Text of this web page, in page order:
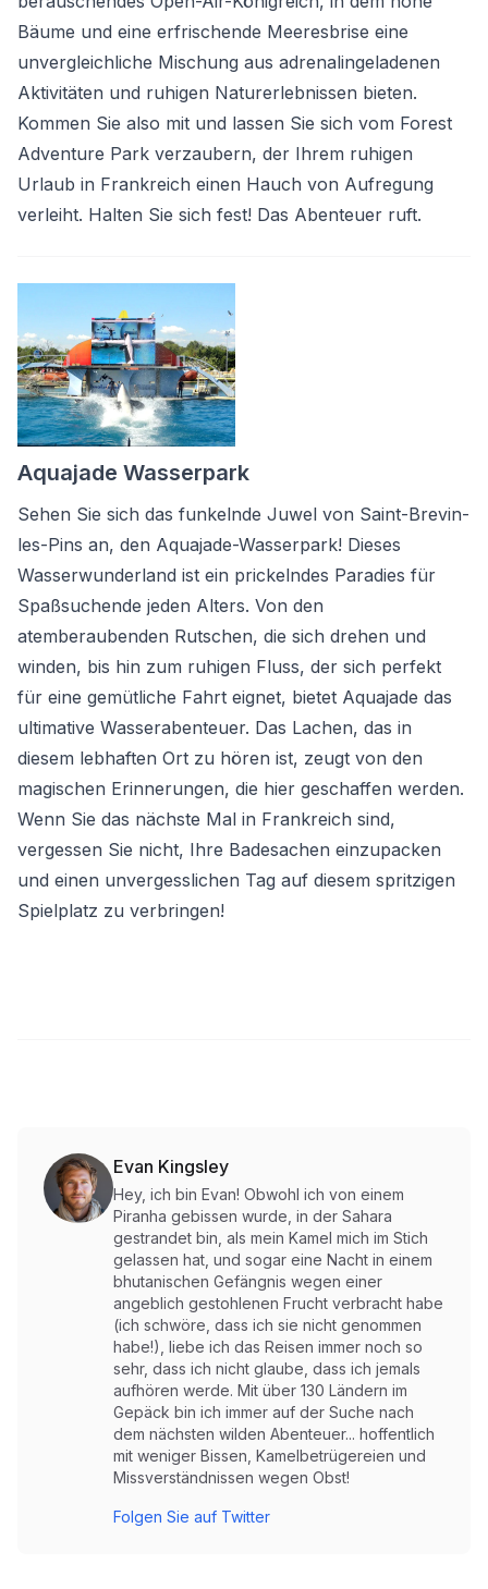
Bäume und eine erfrischende Meeresbrise eine
unvergleichliche Mischung aus adrenalingeladenen
Aktivitäten und ruhigen Naturerlebnissen bieten.
Kommen Sie also mit und lassen Sie sich vom Forest
Adventure Park verzaubern, der Ihrem ruhigen
Urlaub in Frankreich einen Hauch von Aufregung
verleiht. Halten Sie sich fest! Das Abenteuer ruft.
Aquajade Wasserpark
Sehen Sie sich das funkelnde Juwel von Saint-Brevin-
les-Pins an, den Aquajade-Wasserpark! Dieses
Wasserwunderland ist ein prickelndes Paradies für
Spaßsuchende jeden Alters. Von den
atemberaubenden Rutschen, die sich drehen und
winden, bis hin zum ruhigen Fluss, der sich perfekt
für eine gemütliche Fahrt eignet, bietet Aquajade das
ultimative Wasserabenteuer. Das Lachen, das in
diesem lebhaften Ort zu hören ist, zeugt von den
magischen Erinnerungen, die hier geschaffen werden.
Wenn Sie das nächste Mal in Frankreich sind,
vergessen Sie nicht, Ihre Badesachen einzupacken
und einen unvergesslichen Tag auf diesem spritzigen
Spielplatz zu verbringen!
Evan Kingsley
Hey, ich bin Evan! Obwohl ich von einem
Piranha gebissen wurde, in der Sahara
gestrandet bin, als mein Kamel mich im Stich
gelassen hat, und sogar eine Nacht in einem
bhutanischen Gefängnis wegen einer
angeblich gestohlenen Frucht verbracht habe
(ich schwöre, dass ich sie nicht genommen
habe!), liebe ich das Reisen immer noch so
sehr, dass ich nicht glaube, dass ich jemals
aufhören werde. Mit über 130 Ländern im
Gepäck bin ich immer auf der Suche nach
dem nächsten wilden Abenteuer... hoffentlich
mit weniger Bissen, Kamelbetrügereien und
Missverständnissen wegen Obst!
Folgen Sie auf Twitter